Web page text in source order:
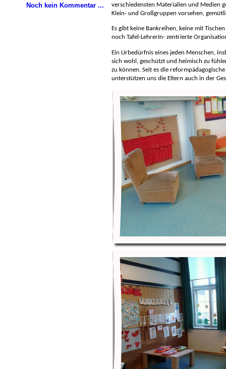
Noch kein Kommentar ...
verschiedensten Materialien und Medien
Klein- und Großgruppen vorsehen,
Es gibt keine Bankreihen, keine mit
noch Tafel-LehrerIn- zentrierte
Ein Urbedürfnis eines jeden Menschen,
sich wohl, geschützt und heimisch zu
zu können. Seit es die
unterstützen uns die Eltern auch in der